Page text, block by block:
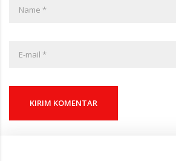
KIRIM KOMENTAR